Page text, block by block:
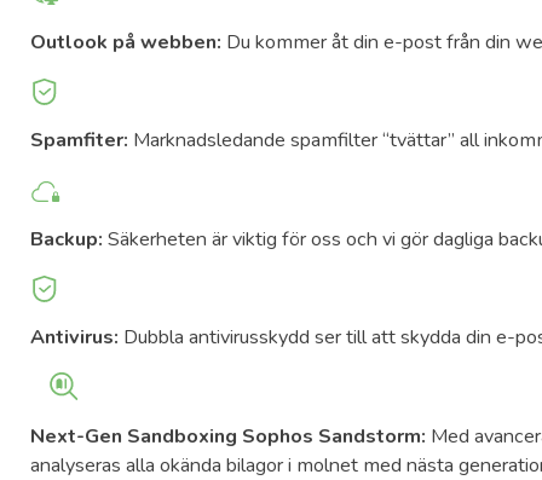
Outlook på webben: Du kommer åt din e-post från din
Spamfiter: Marknadsledande spamfilter “tvättar” all
Backup: Säkerheten är viktig för oss och vi gör dagliga
Antivirus: Dubbla antivirusskydd ser till att skydda din e-
Next-Gen Sandboxing Sophos Sandstorm: Med
analyseras alla okända bilagor i molnet med nästa